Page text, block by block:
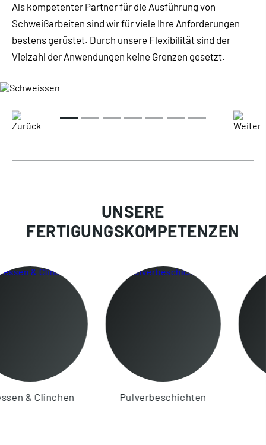
Als kompetenter Partner für die Ausführung von
Schweißarbeiten sind wir für viele Ihre Anforderungen
bestens gerüstet. Durch unsere Flexibilität sind der
Vielzahl der Anwendungen keine Grenzen gesetzt.
UNSERE
FERTIGUNGSKOMPETENZEN
Pulverbeschichten